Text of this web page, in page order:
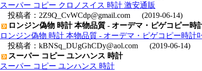
スーパー コピー クロノスイス 時計 激安通販
投稿者： 2Z9Q_CvWCdp@gmail.com (2019-06-14)
ロンジン偽物 時計 本物品質 - オーデマ・ピゲコピー時
ロンジン偽物 時計 本物品質 - オーデマ・ピゲコピー時計ﾛ
投稿者： kBNSq_DUgGhCDy@aol.com (2019-06-14)
スーパー コピー ユンハンス 時計
スーパー コピー ユンハンス 時計